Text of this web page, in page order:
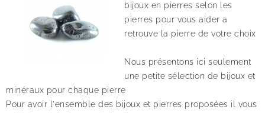
bijoux en pierres selon les
pierres pour vous aider a
retrouve la pierre de votre choix
Nous présentons ici seulement
une petite sélection de bijoux et
minéraux pour chaque pierre
Pour avoir l'ensemble des bijoux et pierres proposées il vous